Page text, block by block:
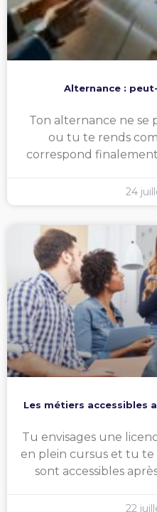
Alternance :
Ton alternance ne se
ou tu te rends
correspond
24
Les métiers accessibles
Tu envisages une
en plein cursus et tu
sont accessibles
22